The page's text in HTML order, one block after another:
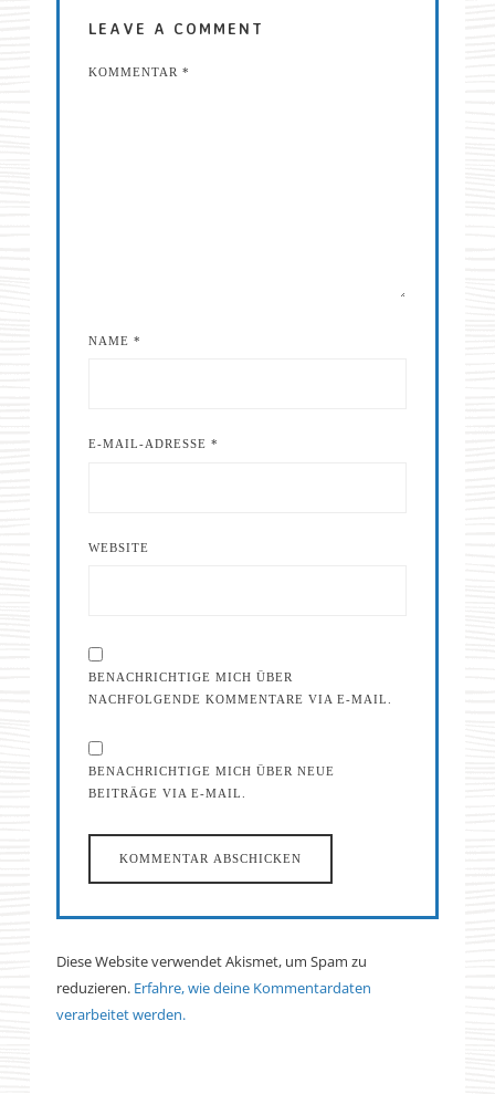
LEAVE A COMMENT
KOMMENTAR *
NAME *
E-MAIL-ADRESSE *
WEBSITE
BENACHRICHTIGE MICH ÜBER
NACHFOLGENDE KOMMENTARE VIA E-MAIL.
BENACHRICHTIGE MICH ÜBER NEUE
BEITRÄGE VIA E-MAIL.
Diese Website verwendet Akismet, um Spam zu
reduzieren. Erfahre, wie deine Kommentardaten
verarbeitet werden.